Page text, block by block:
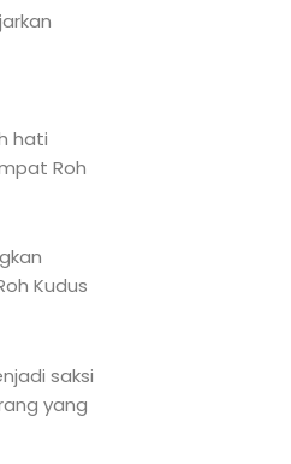
hati
Roh
Kudus
saksi
yang